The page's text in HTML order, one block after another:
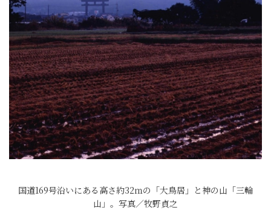
国道169号沿いにある高さ約32ｍの「大鳥居」と神の山「三輪
山」。写真／牧野貞之